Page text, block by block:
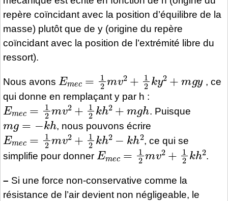
repère coïncidant avec la position d’équilibre de la
masse) plutôt que de y (origine du repère
coïncidant avec la position de l’extrémité libre du
ressort).
Nous avons
Em 12 v2 2 k 2
, ce
qui donne en remplaçant y par h :
Emec=12m v2+12kh2+ mg h
. Puisque
mg=− h
, nous pouvons écrire
Em 12mv2+12kh2−k h2
, ce qui se
simplifie pour donner
Em 12 v2 2 k h 2
.
– Si une force non-conservative comme la
résistance de l’air devient non négligeable, le